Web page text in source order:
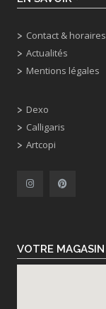
Contact & horaires
Actualités
Mentions légales
Dexo
Calligaris
Artcopi
VOTRE MAGASIN